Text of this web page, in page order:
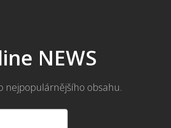
NEWS
nejpopulárnějšího obsahu.